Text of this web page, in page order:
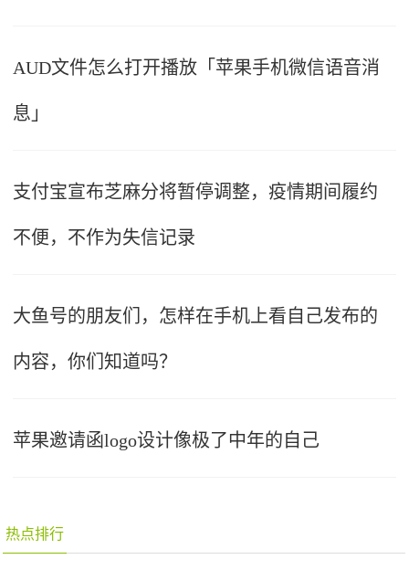
AUD文件怎么打开播放「苹果手机微信语音消
息」
支付宝宣布芝麻分将暂停调整，疫情期间履约
不便，不作为失信记录
大鱼号的朋友们，怎样在手机上看自己发布的
内容，你们知道吗？
苹果邀请函logo设计像极了中年的自己
热点排行